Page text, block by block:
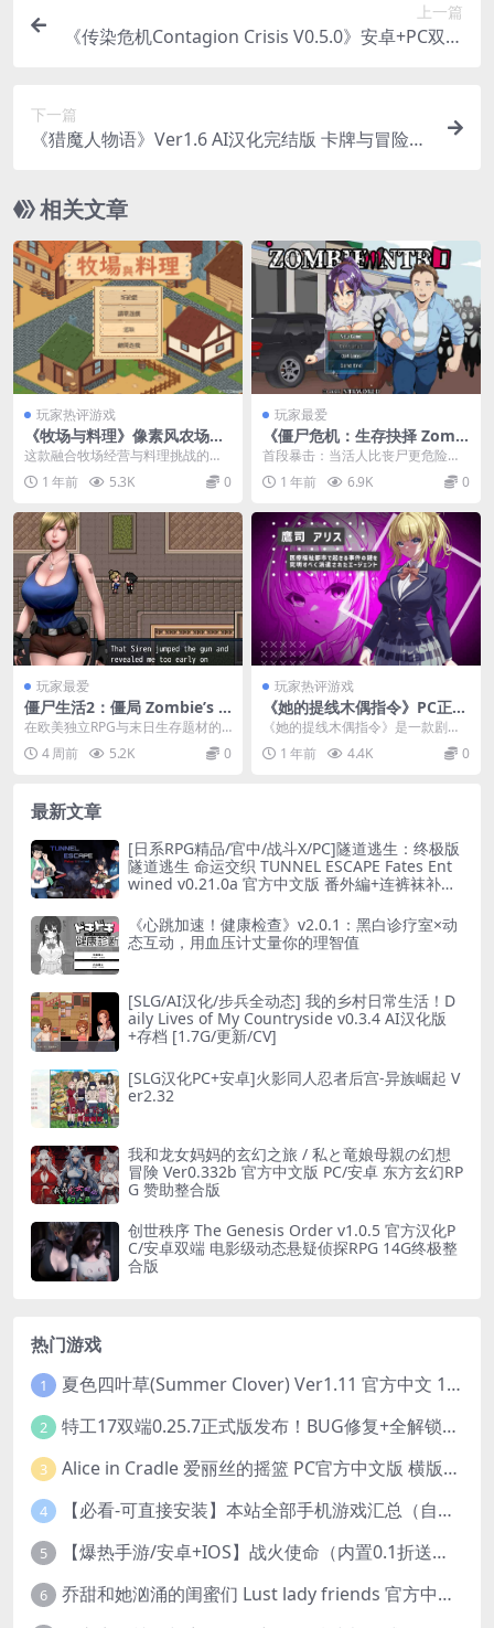
上一篇
《传染危机Contagion Crisis V0.5.0》安卓+PC双端
下一篇
《猎魔人物语》Ver1.6 AI汉化完结版 卡牌与冒险的
相关文章
玩家热评游戏
《牧场与料理》像素风农场经
营SLG：官中动态版上线
这款融合牧场经营与料理挑战的像
素SLG新作，以双线玩法打破传统
农场游戏框架。玩家...
1 年前 5.3K 0
玩家最爱
《僵尸危机：生存抉择 Zombi
e NTR ～末世共生录～》PC官
中RPG｜末世人性拷问｜多结
局战略
首段暴击：当活人比丧尸更危险
时，你愿意付出什么代价活下去？
这款被核心玩家誉为&#...
1 年前 6.9K 0
玩家最爱
僵尸生活2：僵局 Zombie’s R
etreat 2 Gridlocked v1.0.0a
官方汉化PC三部合集版 欧美2
D动态RPG 末日生存终极整合
在欧美独立RPG与末日生存题材的
交汇巅峰，《僵尸生活2：僵局》绝
对确立了其无可撼...
4 周前 5.2K 0
玩家热评游戏
《她的提线木偶指令》PC正式
版｜像素风SLG｜官方生肉+全
​《她的提线木偶指令》是一款剧情
向像素SLG新作，玩家将扮演一名
意外获得神秘能力...
1 年前 4.4K 0
最新文章
[日系RPG精品/官中/战斗X/PC]隧道逃生：终极版
隧道逃生 命运交织 TUNNEL ESCAPE Fates Ent
wined v0.21.0a 官方中文版 番外編+连裤袜补丁
《心跳加速！健康检查》v2.0.1：黑白诊疗室×动
态互动，用血压计丈量你的理智值
[SLG/AI汉化/步兵全动态] 我的乡村日常生活！D
aily Lives of My Countryside v0.3.4 AI汉化版
+存档 [1.7G/更新/CV]
[SLG汉化PC+安卓]火影同人忍者后宫-异族崛起 V
er2.32
我和龙女妈妈的玄幻之旅 / 私と竜娘母親の幻想
冒険 Ver0.332b 官方中文版 PC/安卓 东方玄幻RP
G 赞助整合版
创世秩序 The Genesis Order v1.0.5 官方汉化P
C/安卓双端 电影级动态悬疑侦探RPG 14G终极整
合版
热门游戏
1 夏色四叶草(Summer Clover) Ver1.11 官方中文 1+4.35G 全CG 有CV 百度盘版本
2 特工17双端0.25.7正式版发布！BUG修复+全解锁存档+赞助码合集（安卓/PC/中文/动态）
3 Alice in Cradle 爱丽丝的摇篮 PC官方中文版 横版动作ACT 手绘幻想风 v0.29g 完整体验版
4 【必看-可直接安装】本站全部手机游戏汇总（自带修改器MOD）
5 【爆热手游/安卓+IOS】战火使命（内置0.1折送可触碰战姬）[中文/美女养成/整合兑换码/双端互通/更新]（公测）
6 乔甜和她汹涌的闺蜜们 Lust lady friends 官方中文版本 SLG类型